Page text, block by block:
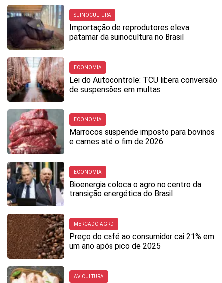
SUINOCULTURA
Importação de reprodutores eleva
patamar da suinocultura no Brasil
ECONOMIA
Lei do Autocontrole: TCU libera conversão
de suspensões em multas
ECONOMIA
Marrocos suspende imposto para bovinos
e carnes até o fim de 2026
ECONOMIA
Bioenergia coloca o agro no centro da
transição energética do Brasil
MERCADO AGRO
Preço do café ao consumidor cai 21% em
um ano após pico de 2025
AVICULTURA